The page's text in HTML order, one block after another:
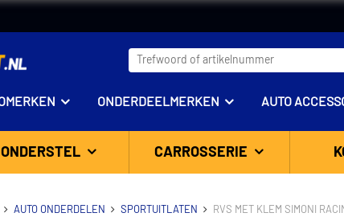
ONDERDEELMERKEN AUTO
ONDERSTEL CARROSSERIE
AUTO ONDERDELEN SPORTUITLATEN RVS MET KLEM SIMONI